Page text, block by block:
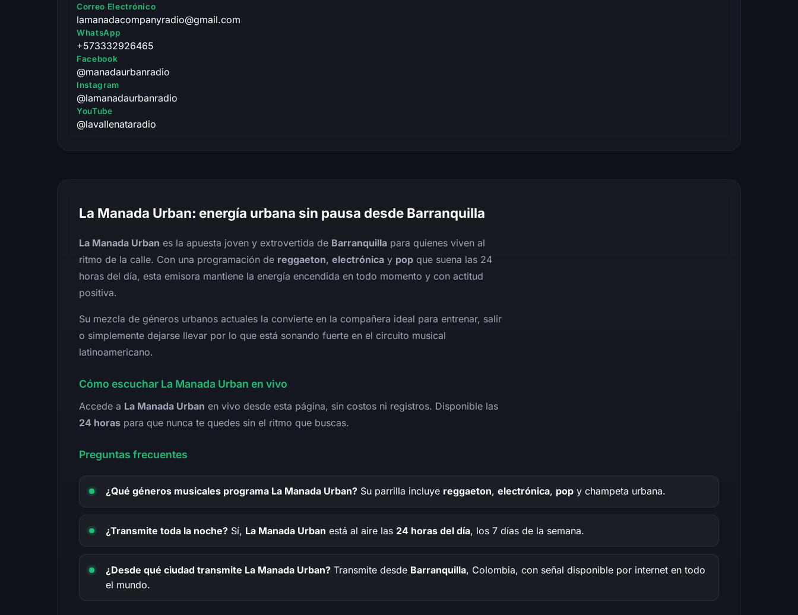
Correo Electrónico
lamanadacompanyradio@gmail.com
WhatsApp
+573332926465
Facebook
@manadaurbanradio
Instagram
@lamanadaurbanradio
YouTube
@lavallenataradio
La Manada Urban: energía urbana sin pausa desde Barranquilla
La Manada Urban es la apuesta joven y extrovertida de Barranquilla para quienes viven al
ritmo de la calle. Con una programación de reggaeton, electrónica y pop que suena las 24
horas del día, esta emisora mantiene la energía encendida en todo momento y con actitud
positiva.
Su mezcla de géneros urbanos actuales la convierte en la compañera ideal para entrenar, salir
o simplemente dejarse llevar por lo que está sonando fuerte en el circuito musical
latinoamericano.
Cómo escuchar La Manada Urban en vivo
Accede a La Manada Urban en vivo desde esta página, sin costos ni registros. Disponible las
24 horas para que nunca te quedes sin el ritmo que buscas.
Preguntas frecuentes
¿Qué géneros musicales programa La Manada Urban? Su parrilla incluye reggaeton, electrónica, pop y champeta urbana.
¿Transmite toda la noche? Sí, La Manada Urban está al aire las 24 horas del día, los 7 días de la semana.
¿Desde qué ciudad transmite La Manada Urban? Transmite desde Barranquilla, Colombia, con señal disponible por internet en todo
el mundo.